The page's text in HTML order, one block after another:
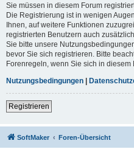
Sie müssen in diesem Forum
Die Registrierung ist in wenigen
Ihnen, auf weitere Funktionen
registrierten Benutzern auch
Sie bitte unsere
bevor Sie sich registrieren. Bitte
Forenregeln, wenn Sie sich in diesem
Nutzungsbedingungen |
Registrieren
SoftMaker Foren-Übersicht